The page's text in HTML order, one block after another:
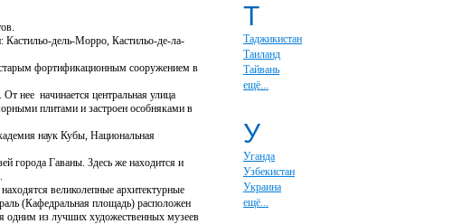
Кастильо-дель-Морро, Кастильо-де-ла-
фортификационным сооружением в
нее начинается центральная улица
плитами и застроен особняками в
наук Кубы, Национальная
города Гаваны. Здесь же находится и
великолепные архитектурные
(Кафедральная площадь) расположен
одним из лучших художественных музеев
Т
Таджикистан
Таиланд
Тайвань
ещё...
У
Уганда
Узбекистан
Украина
ещё...